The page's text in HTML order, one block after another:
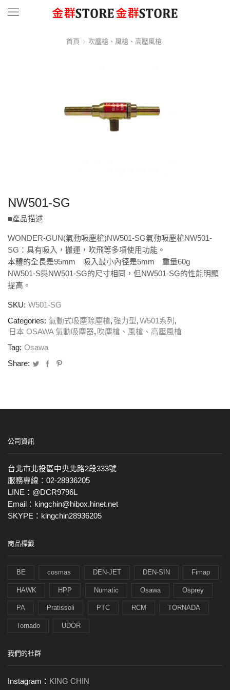
Menu
首頁 吹塵槍、風槍、高壓風槍
NW501-SG
■產品描述
WONDER-GUN(氣動吸塵槍)NW501-SG氣動吸塵槍NW501-
SG：具有吸入，搬運，吹飛等多項使用功能。
本體的全長是95mm 吸入最小內徑是5mm 重量60g
NW501-S與NW501-SG的尺寸相同，但NW501-SG的性能明顯
提高。
SKU: W501-SG
Categories: 氣動式吸塵除塵槍, 強力型,W501系列 ,
日本 OSAWA 氣動吸塵器, 吹塵槍、風槍、高壓風槍
Tag: Osawa
Share:
公司資訊
台北市北投區中央北路2段333號
服務專線：02-28936205
LINE：@DCR9796L
Email：kingchin@hibox.hinet.net
SKYPE：kingchin28936205
商品標籤
BE cosmas DEN-JET DEN-SIN Fimap
HAWK HPP Numatic Osawa Osprey
PA Pratissoli PTC RCM TORNADA
Tornado UDOR
我們的社群
Instagram： KING CHIN